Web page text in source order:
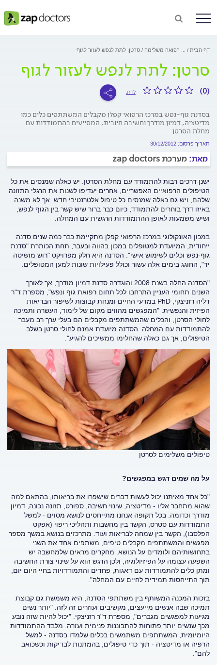
דף הבית רפואה משלימה סרטן: לתת לנפש לעזור לגוף
סרטן: לתת לנפש לעזור לגוף
(0) לדרג
בסדנת גוף-נפש במרכז הרפואי קפלן מקבלים המשתתפים כלים כמו
מדיטציה, דמיון מודרך וחשיבה חיובית, המסייעים בהתמודדות עם
מחלת הסרטן
תאריך פרסום: 30/12/2012
מאת: מערכת zap doctors
ישנן דרכים רבות להתמודד עם מחלת הסרטן. יש כאלה שמנסים את כל
הטיפולים הרפואיים האפשריים, אחרים יעדיפו לשנות את הרגלי התזונה
שלהם, ויש גם כאלה שמנסים כל טיפול אלטרנטיבי חדש. אך לא משנה
באיזו דרך בוחרים להתמודד, כיום כבר ברור שיש קשר בין הגוף לנפש,
ושיש משמעות לאופן ההתמודדות הרגשית עם המחלה.
במכון האונקולוגי במרכז הרפואי קפלן מתקיימת כבר כמה שנים סדנה
ייחודית, המיועדת למטופלים במכון בהווה ובעבר, תחת הכותרת "סדנת
גוף-נפש וכלים לשימוש אישי". הסדנה היא חלק מפרויקט "רוש מושיטה
יד", החוגג בימים אלה עשור וכולל פעילויות שונות למען המטופלים.
"הסדנה החלה בשנת 2008 והוגדרה סדנת דמיון מודרך, אך לאורך
השנים תחומי העניין התרחבו לכל תחום רפואת גוף ונפש", מספרת ד"ר
דליה רזניצקי, PhD במדעי החיים ומנחת קבוצות לשיפור הבריאות
הפיזית והנפשית. "המפגשים מהווים מקום של לימוד, העשרה ותמיכה
לחולי הסרטן, והכלים שהמשתתפים מקבלים הם בעלי ערך רב מעבר
להתמודדות עם המחלה. הסדנה מיועדת אמנם לחולי סרטן בשלב
הטיפולים, אך גם כאלה שהחלימו ממשיכים להגיע".
טיפולים משלימים לסרטן
על מה שמים דגש במפגשים?
"כל אחד מאיתנו יכול לעשות דברים שישפרו את בריאותו, בהתאם למה
שהוא מתחבר אליו - מדיטציה, שינוי חשיבה, ספורט, תזונה נכונה, דמיון
מודרך וכדומה. בכל תקופה אנחנו מתייחסים לנושא מסוים - למשל
התמודדות עם סטרס, הקשר בין מחשבות ותהליכי ריפוי (אפקט
הפלסבו), הקשר בין שמחה לבריאות ועוד. מתרכזים בנושא במשך מספר
מפגשים והמשתתפים מקבלים טיפים, משתפים אחד את השני
בתחושותיהם ולומדים על הנושא. מחקרים מראים שלמחשבה יש
השפעה עצומה על הפיזיולוגיה, ולכן הדגש הוא על שינוי צורת החשיבה
ומתן כלים להתמודדות עם דאגות, פחדים והתמודדויות בחיי היום יום,
תוך התייחסות תמידית לחיים עם המחלה".
בזכות המכנה המשותף בין משתתפי הסדנה, היא משמשת גם קבוצת
תמיכה שבה אנשים מייעצים, מקשיבים ועוזרים זה לזה. "יותר נשים
מגיעות למפגשים מגברים", מספרת ד"ר רזניצקי. "יכול להיות שזה נובע
מכך שנשים יותר פתוחות להתבוננות פנימית ועזרה. מלבד ההתמודדות
היומיומית, המשתתפים משתמשים בכלים שלמדו בסדנה - למשל
הרפיה או מדיטציה - תוך כדי טיפולים, בהמתנות לבדיקות וכשכואב
להם".